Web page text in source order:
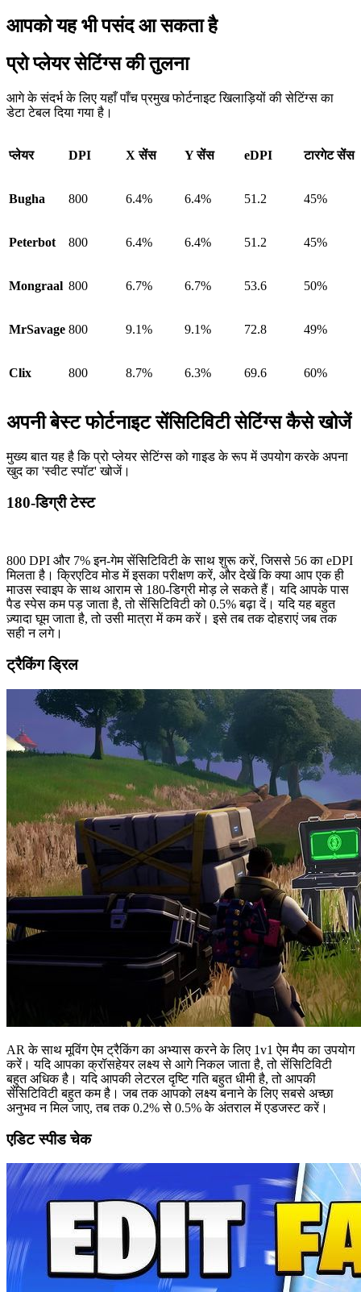
आपको यह भी पसंद आ सकता है
प्रो प्लेयर सेटिंग्स की तुलना
आगे के संदर्भ के लिए यहाँ पाँच प्रमुख फोर्टनाइट खिलाड़ियों की सेटिंग्स का
डेटा टेबल दिया गया है।
प्लेयर DPI X सेंस Y सेंस eDPI टारगेट सेंस
Bugha 800 6.4% 6.4% 51.2 45%
Peterbot 800 6.4% 6.4% 51.2 45%
Mongraal 800 6.7% 6.7% 53.6 50%
MrSavage 800 9.1% 9.1% 72.8 49%
Clix 800 8.7% 6.3% 69.6 60%
अपनी बेस्ट फोर्टनाइट सेंसिटिविटी सेटिंग्स कैसे खोजें
मुख्य बात यह है कि प्रो प्लेयर सेटिंग्स को गाइड के रूप में उपयोग करके अपना
खुद का 'स्वीट स्पॉट' खोजें।
180-डिग्री टेस्ट
800 DPI और 7% इन-गेम सेंसिटिविटी के साथ शुरू करें, जिससे 56 का eDPI
मिलता है। क्रिएटिव मोड में इसका परीक्षण करें, और देखें कि क्या आप एक ही
माउस स्वाइप के साथ आराम से 180-डिग्री मोड़ ले सकते हैं। यदि आपके पास
पैड स्पेस कम पड़ जाता है, तो सेंसिटिविटी को 0.5% बढ़ा दें। यदि यह बहुत
ज़्यादा घूम जाता है, तो उसी मात्रा में कम करें। इसे तब तक दोहराएं जब तक
सही न लगे।
ट्रैकिंग ड्रिल
AR के साथ मूविंग ऐम ट्रैकिंग का अभ्यास करने के लिए 1v1 ऐम मैप का उपयोग
करें। यदि आपका क्रॉसहेयर लक्ष्य से आगे निकल जाता है, तो सेंसिटिविटी
बहुत अधिक है। यदि आपकी लेटरल दृष्टि गति बहुत धीमी है, तो आपकी
सेंसिटिविटी बहुत कम है। जब तक आपको लक्ष्य बनाने के लिए सबसे अच्छा
अनुभव न मिल जाए, तब तक 0.2% से 0.5% के अंतराल में एडजस्ट करें।
एडिट स्पीड चेक